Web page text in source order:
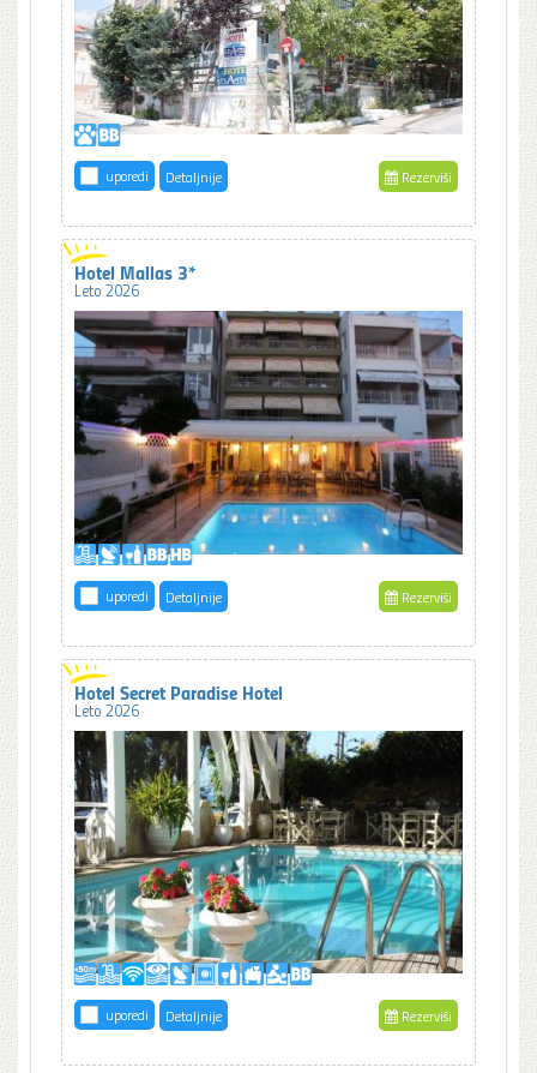
uporedi Detaljnije Rezerviši
Hotel Mallas 3*
Leto 2026
uporedi Detaljnije Rezerviši
Hotel Secret Paradise Hotel
Leto 2026
uporedi Detaljnije Rezerviši